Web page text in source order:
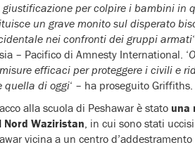
per colpire i bambini in
un grave monito sul disperato
nei confronti dei gruppi armati
– Pacifico di Amnesty International. ‘
efficaci per proteggere i civili e
quella di oggi‘ – ha proseguito Griffiths.
alla scuola di Peshawar è stato una
Waziristan, in cui sono stati
vicina a un centro